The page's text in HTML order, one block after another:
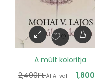
A múlt koloritja
2,400Ft ÁFA-val 1,800